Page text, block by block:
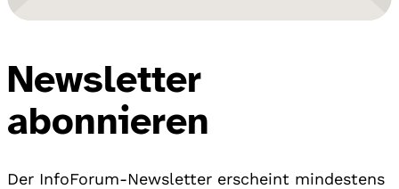
Newsletter
abonnieren
Der InfoForum-Newsletter erscheint mindestens